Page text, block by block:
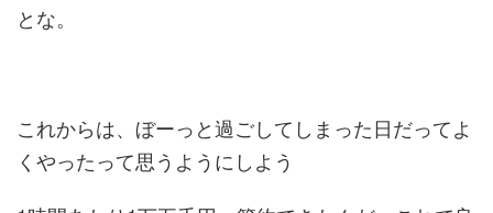
とな。
これからは、ぼーっと過ごしてしまった日だってよ
くやったって思うようにしよう